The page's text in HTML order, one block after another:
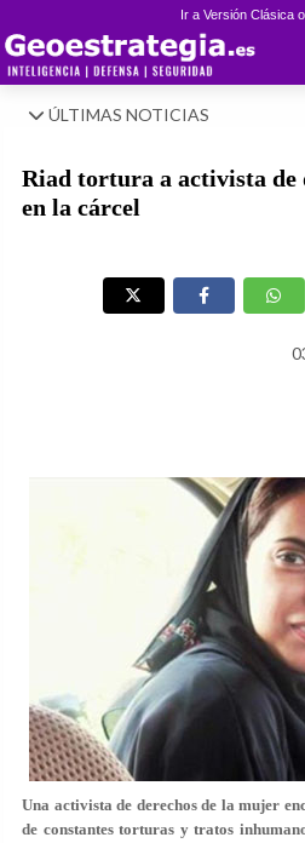
Ir a Versión Clásica
ÚLTIMAS NOTICIAS
Riad tortura a activista de
en la cárcel
Una activista de derechos de la mujer
de constantes torturas y tratos